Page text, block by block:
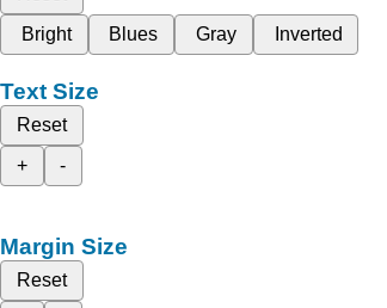
Bright
Blues Gray Inverted
Text Size
Reset
+
-
Margin Size
Reset